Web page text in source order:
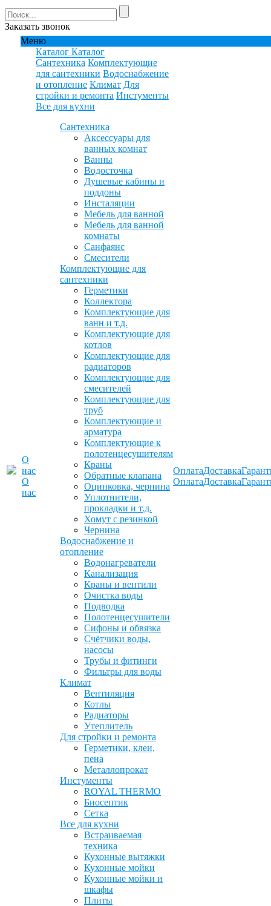
Заказать звонок
Меню
О
нас
О
нас
Каталог Каталог
Сантехника Комплектующие
для сантехники Водоснабжение
и отопление Климат Для
стройки и ремонта Инстументы
Все для кухни
Сантехника
Аксессуары для
ванных комнат
Ванны
Водосточка
Душевые кабины и
поддоны
Инсталяции
Мебель для ванной
Мебель для ванной
комнаты
Санфаянс
Смесители
Комплектующие для
сантехники
Герметики
Коллектора
Комплектующие для
ванн и т.д.
Комплектующие для
котлов
Комплектующие для
радиаторов
Комплектующие для
смесителей
Комплектующие для
труб
Комплектующие и
арматура
Комплектующие к
полотенцесушителям
Краны
Обратные клапана
Оцинковка, чернина
Уплотнители,
прокладки и т.д.
Хомут с резинкой
Чернина
Водоснабжение и
отопление
Водонагреватели
Канализация
Краны и вентили
Очистка воды
Подводка
Полотенцесушители
Сифоны и обвязка
Счётчики воды,
насосы
Трубы и фитинги
Фильтры для воды
Климат
Вентиляция
Котлы
Радиаторы
Утеплитель
Для стройки и ремонта
Герметики, клеи,
пена
Металлопрокат
Инстументы
ROYAL THERMO
Биосептик
Сетка
Все для кухни
Встраиваемая
техника
Кухонные вытяжки
Кухонные мойки
Кухонные мойки и
шкафы
Плиты
Оплата
Оплата
Доставка
Доставка